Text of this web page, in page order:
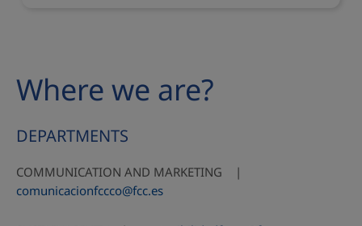
Where we are?
DEPARTMENTS
COMMUNICATION AND MARKETING |
comunicacionfccco@fcc.es